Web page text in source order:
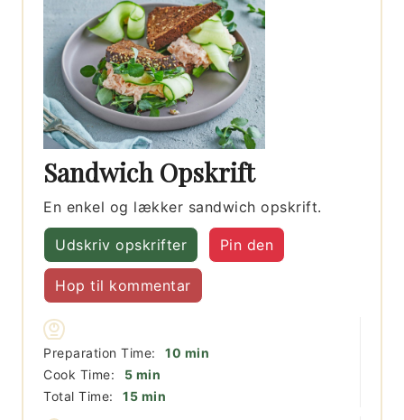
Sandwich Opskrift
En enkel og lækker sandwich opskrift.
Udskriv opskrifter Pin den
Hop til kommentar
Preparation Time: 10 minutter
min
Cook Time:
5minutter
min
Total Time:
15minutter
min